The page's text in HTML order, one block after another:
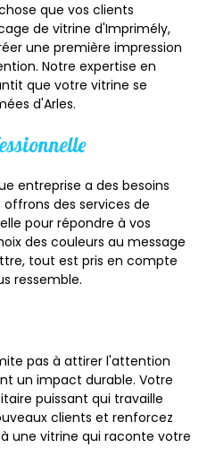
que vos clients
de vitrine d'Imprimély,
une première impression
Notre expertise en
que votre vitrine se
d'Arles.
entreprise a des besoins
des services de
pour répondre à vos
des couleurs au message
tout est pris en compte
ressemble.
pas à attirer l'attention
un impact durable. Votre
puissant qui travaille
clients et renforcez
une vitrine qui raconte votre